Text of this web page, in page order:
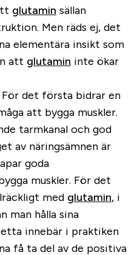
glutamin sällan
Men räds ej, det
elementära insikt som
att glutamin inte ökar
det första bidrar en
att bygga muskler.
tarmkanal och god
av näringsämnen är
goda
muskler. För det
med glutamin, i
man hålla sina
innebär i praktiken
få ta del av de positiva